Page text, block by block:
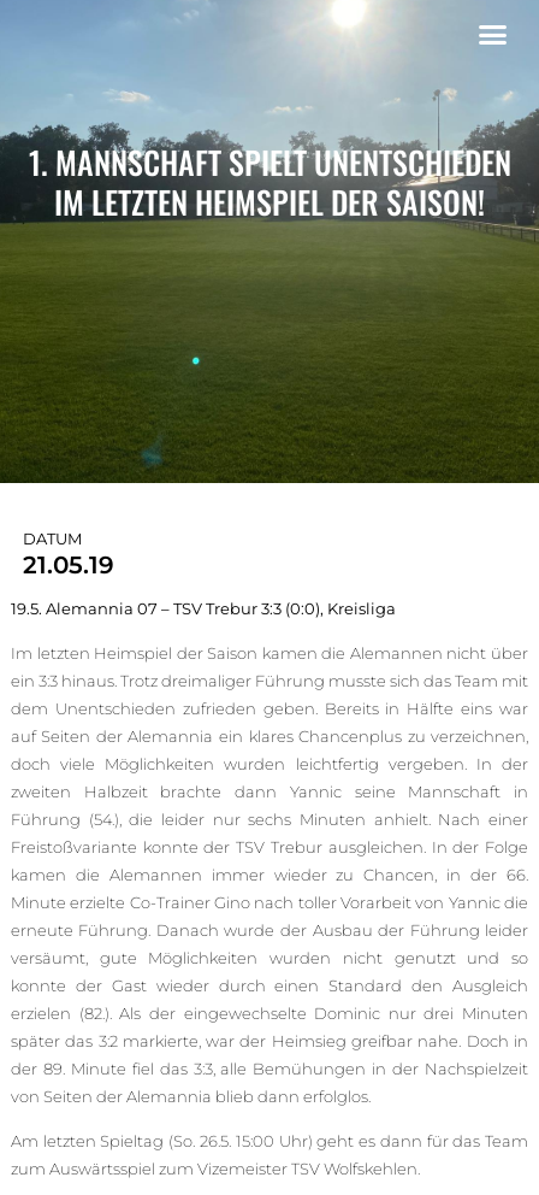
1. MANNSCHAFT SPIELT UNENTSCHIEDEN
IM LETZTEN HEIMSPIEL DER SAISON!
DATUM
21.05.19
19.5. Alemannia 07 – TSV Trebur 3:3 (0:0), Kreisliga
Im letzten Heimspiel der Saison kamen die Alemannen nicht über
ein 3:3 hinaus. Trotz dreimaliger Führung musste sich das Team mit
dem Unentschieden zufrieden geben. Bereits in Hälfte eins war
auf Seiten der Alemannia ein klares Chancenplus zu verzeichnen,
doch viele Möglichkeiten wurden leichtfertig vergeben. In der
zweiten Halbzeit brachte dann Yannic seine Mannschaft in
Führung (54.), die leider nur sechs Minuten anhielt. Nach einer
Freistoßvariante konnte der TSV Trebur ausgleichen. In der Folge
kamen die Alemannen immer wieder zu Chancen, in der 66.
Minute erzielte Co-Trainer Gino nach toller Vorarbeit von Yannic die
erneute Führung. Danach wurde der Ausbau der Führung leider
versäumt, gute Möglichkeiten wurden nicht genutzt und so
konnte der Gast wieder durch einen Standard den Ausgleich
erzielen (82.). Als der eingewechselte Dominic nur drei Minuten
später das 3:2 markierte, war der Heimsieg greifbar nahe. Doch in
der 89. Minute fiel das 3:3, alle Bemühungen in der Nachspielzeit
von Seiten der Alemannia blieb dann erfolglos.
Am letzten Spieltag (So. 26.5. 15:00 Uhr) geht es dann für das Team
zum Auswärtsspiel zum Vizemeister TSV Wolfskehlen.